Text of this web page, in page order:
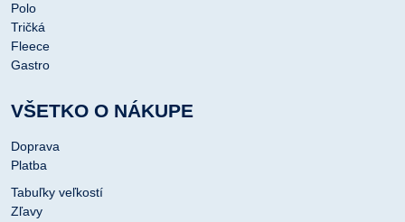
Polo
Tričká
Fleece
Gastro
VŠETKO O NÁKUPE
Doprava
Platba
Tabuľky veľkostí
Zľavy